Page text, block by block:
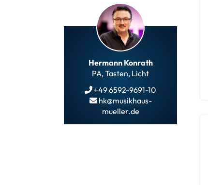
Hermann Konrath
PA, Tasten, Licht
+49 6592-9691-10
hk@musikhaus-
mueller.de